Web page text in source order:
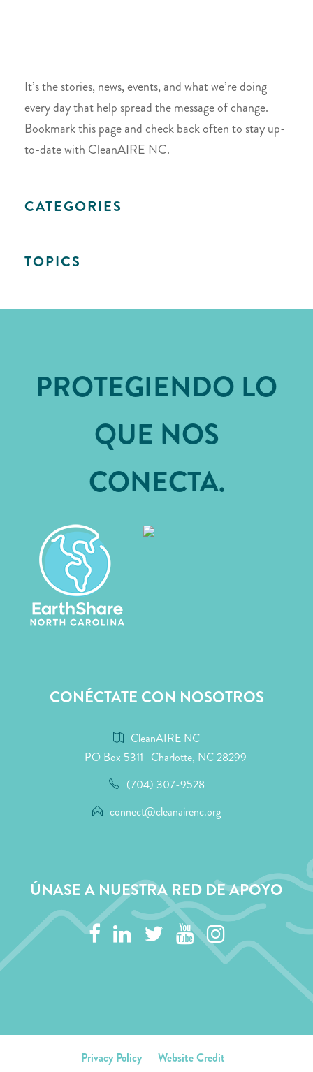
It’s the stories, news, events, and what we’re doing
every day that help spread the message of change.
Bookmark this page and check back often to stay up-
to-date with CleanAIRE NC.
CATEGORIES
TOPICS
PROTEGIENDO LO
QUE NOS
CONECTA.
CONÉCTATE CON NOSOTROS
CleanAIRE NC
PO Box 5311 | Charlotte, NC 28299
(704) 307-9528
connect@cleanairenc.org
ÚNASE A NUESTRA RED DE APOYO
Privacy Policy | Website Credit